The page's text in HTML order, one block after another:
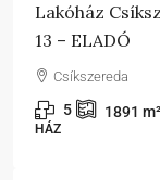
Lakóház
13 – ELADÓ
Csíkszereda
5 1891 m²
HÁZ